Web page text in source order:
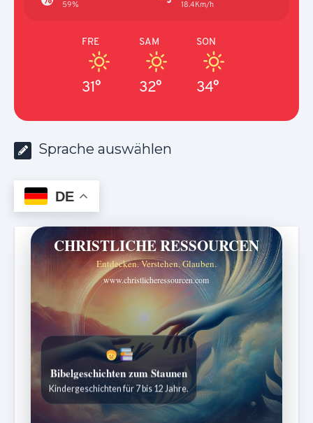
59% 18.4Km/h
FRE
31°
SAM
32°
SON
34°
Sprache auswählen
DE
CHRISTLICHE RESSOURCEN
Entdecken. Verstehen. Glauben.
www.christlicheressourcen.com
Bibelgeschichten zum Staunen
Kindergeschichten für 7 bis 12 Jahre.